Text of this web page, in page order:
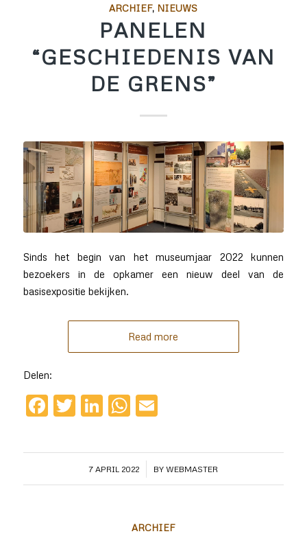
ARCHIEF, NIEUWS
PANELEN
“GESCHIEDENIS VAN
DE GRENS”
Sinds het begin van het museumjaar 2022 kunnen
bezoekers in de opkamer een nieuw deel van de
basisexpositie bekijken.
Read more
Delen:
Facebook
Twitter
LinkedIn
WhatsApp
Email
7 APRIL 2022
/ BY WEBMASTER
ARCHIEF